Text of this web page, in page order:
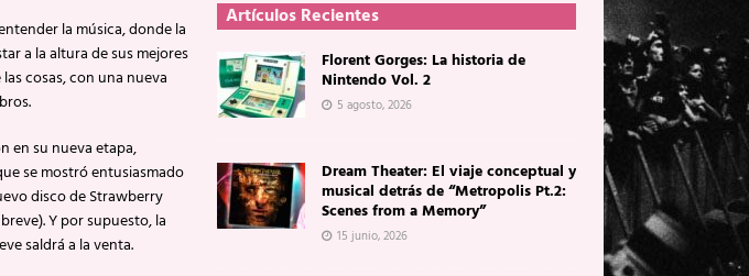
la música, donde la
a la altura de sus mejores
cosas, con una nueva
en su nueva etapa,
se mostró entusiasmado
disco de Strawberry
Y por supuesto, la
saldrá a la venta.
Artículos Recientes
Florent Gorges: La historia de
Nintendo Vol. 2
5 agosto, 2026
Dream Theater: El viaje conceptual y
musical detrás de “Metropolis Pt.2:
Scenes from a Memory”
15 junio, 2026